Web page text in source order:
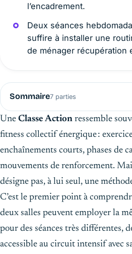
l’encadrement.
Deux séances
suffire à installer une
de ménager récupération
Sommaire7 parties
Une Classe Action ressemble
fitness collectif énergique :
enchaînements courts, phases de
mouvements de renforcement.
désigne pas, à lui seul, une
C’est le premier point à
deux salles peuvent employer la
pour des séances très différentes,
accessible au circuit intensif avec